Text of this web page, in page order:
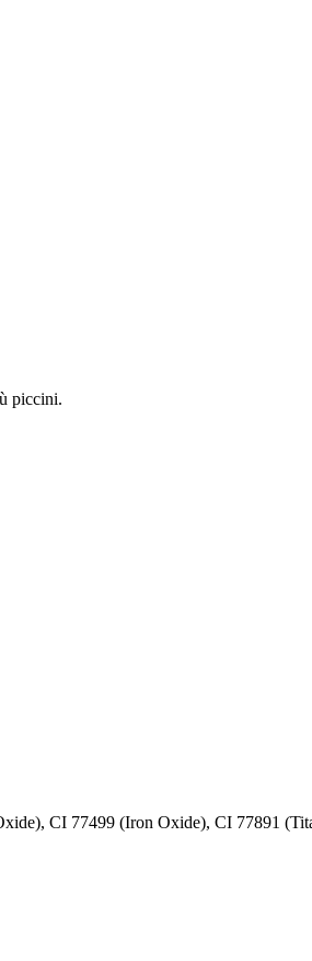
piccini.
CI 77499 (Iron Oxide), CI 77891